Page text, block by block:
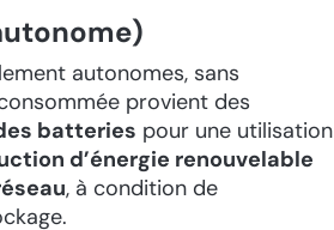
autonomes, sans
provient des
batteries pour une utilisation
d’énergie renouvelable
, à condition de